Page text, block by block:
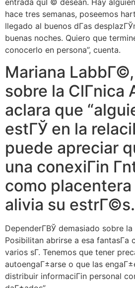
hace tres semanas, poseemos
llegado al buenos dГ­as
buenas noches. Quiero que
conocerlo en persona”, cuenta.
Mariana
sobre la ClГ­nica
aclara que
estГЎ en la
puede apreciar
una conexiГіn
como
alivia su estrГ©s.
DependerГ­ВЎ demasiado sobre la
Posibilitan abrirse a esa fantasГ­a
varios sГ­. Tenemos que tener
autoengaГ±arse o que las
distribuir informaciГіn personal